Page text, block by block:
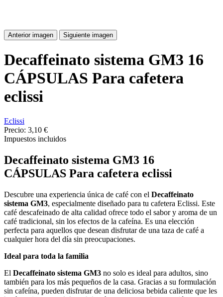
Anterior imagen Siguiente imagen
Decaffeinato sistema GM3 16
CÁPSULAS Para cafetera
eclissi
Eclissi
Precio: 3,10 €
Impuestos incluidos
Decaffeinato sistema GM3 16
CÁPSULAS Para cafetera eclissi
Descubre una experiencia única de café con el Decaffeinato
sistema GM3, especialmente diseñado para tu cafetera Eclissi. Este
café descafeinado de alta calidad ofrece todo el sabor y aroma de un
café tradicional, sin los efectos de la cafeína. Es una elección
perfecta para aquellos que desean disfrutar de una taza de café a
cualquier hora del día sin preocupaciones.
Ideal para toda la familia
El Decaffeinato sistema GM3 no solo es ideal para adultos, sino
también para los más pequeños de la casa. Gracias a su formulación
sin cafeína, pueden disfrutar de una deliciosa bebida caliente que les